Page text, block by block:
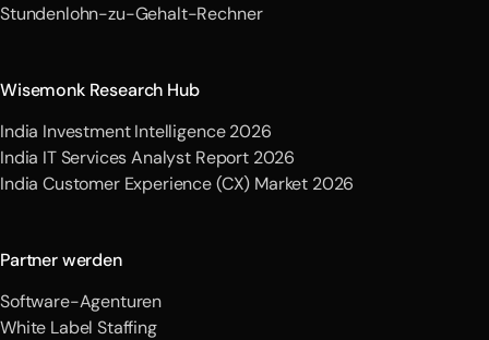
Stundenlohn-zu-Gehalt-Rechner
Wisemonk Research Hub
India Investment Intelligence 2026
India IT Services Analyst Report 2026
India Customer Experience (CX) Market 2026
Partner werden
Software-Agenturen
White Label Staffing